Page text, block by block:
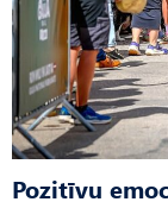
Pozitīvu